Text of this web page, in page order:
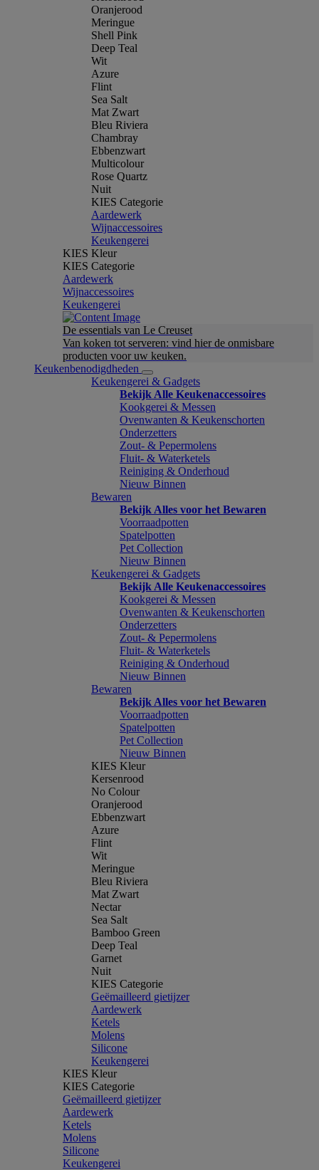
Oranjerood
Meringue
Shell Pink
Deep Teal
Wit
Azure
Flint
Sea Salt
Mat Zwart
Bleu Riviera
Chambray
Ebbenzwart
Multicolour
Rose Quartz
Nuit
KIES Categorie
Aardewerk
Wijnaccessoires
Keukengerei
KIES Kleur
KIES Categorie
Aardewerk
Wijnaccessoires
Keukengerei
De essentials van Le Creuset
Van koken tot serveren: vind hier de onmisbare
producten voor uw keuken.
Keukenbenodigdheden
Keukengerei & Gadgets
Bekijk Alle Keukenaccessoires
Kookgerei & Messen
Ovenwanten & Keukenschorten
Onderzetters
Zout- & Pepermolens
Fluit- & Waterketels
Reiniging & Onderhoud
Nieuw Binnen
Bewaren
Bekijk Alles voor het Bewaren
Voorraadpotten
Spatelpotten
Pet Collection
Nieuw Binnen
Keukengerei & Gadgets
Bekijk Alle Keukenaccessoires
Kookgerei & Messen
Ovenwanten & Keukenschorten
Onderzetters
Zout- & Pepermolens
Fluit- & Waterketels
Reiniging & Onderhoud
Nieuw Binnen
Bewaren
Bekijk Alles voor het Bewaren
Voorraadpotten
Spatelpotten
Pet Collection
Nieuw Binnen
KIES Kleur
Kersenrood
No Colour
Oranjerood
Ebbenzwart
Azure
Flint
Wit
Meringue
Bleu Riviera
Mat Zwart
Nectar
Sea Salt
Bamboo Green
Deep Teal
Garnet
Nuit
KIES Categorie
Geëmailleerd gietijzer
Aardewerk
Ketels
Molens
Silicone
Keukengerei
KIES Kleur
KIES Categorie
Geëmailleerd gietijzer
Aardewerk
Ketels
Molens
Silicone
Keukengerei